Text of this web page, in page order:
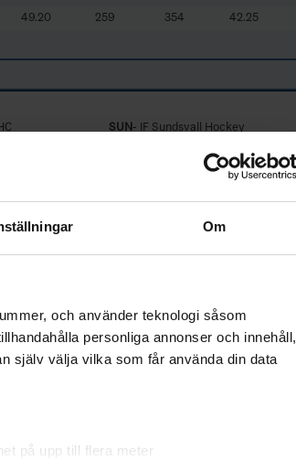
Om
och använder teknologi såsom
personliga annonser och innehåll,
själv välja vilka som får använda din data
på upp till flera meter
49.20 259 354 42.25
SUN- IF Sundsvall Hockey